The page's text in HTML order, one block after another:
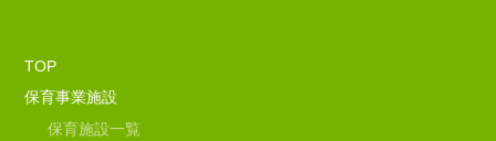
TOP
保育事業施設
保育施設一覧